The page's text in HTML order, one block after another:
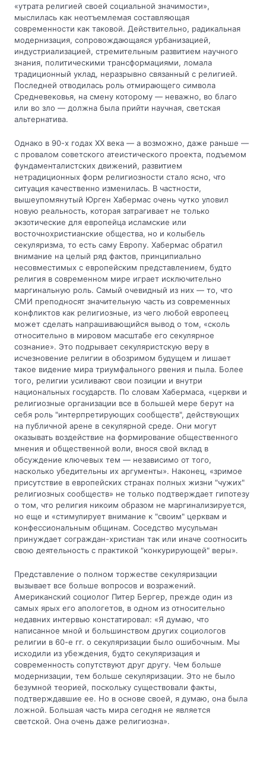
«утрата религией своей социальной значимости»,
мыслилась как неотъемлемая составляющая
современности как таковой. Действительно, радикальная
модернизация, сопровождающаяся урбанизацией,
индустриализацией, стремительным развитием научного
знания, политическими трансформациями, ломала
традиционный уклад, неразрывно связанный с религией.
Последней отводилась роль отмирающего символа
Средневековья, на смену которому — неважно, во благо
или во зло — должна была прийти научная, светская
альтернатива.
Однако в 90-х годах XX века — а возможно, даже раньше —
с провалом советского атеистического проекта, подъемом
фундаменталистских движений, развитием
нетрадиционных форм религиозности стало ясно, что
ситуация качественно изменилась. В частности,
вышеупомянутый Юрген Хабермас очень чутко уловил
новую реальность, которая затрагивает не только
экзотические для европейца исламские или
восточнохристианские общества, но и колыбель
секуляризма, то есть саму Европу. Хабермас обратил
внимание на целый ряд фактов, принципиально
несовместимых с европейским представлением, будто
религия в современном мире играет исключительно
маргинальную роль. Самый очевидный из них — то, что
СМИ преподносят значительную часть из современных
конфликтов как религиозные, из чего любой европеец
может сделать напрашивающийся вывод о том, «сколь
относительно в мировом масштабе его секулярное
сознание». Это подрывает секуляристскую веру в
исчезновение религии в обозримом будущем и лишает
такое видение мира триумфального рвения и пыла. Более
того, религии усиливают свои позиции и внутри
национальных государств. По словам Хабермаса, «церкви и
религиозные организации все в большей мере берут на
себя роль "интерпретирующих сообществ", действующих
на публичной арене в секулярной среде. Они могут
оказывать воздействие на формирование общественного
мнения и общественной воли, внося свой вклад в
обсуждение ключевых тем — независимо от того,
насколько убедительны их аргументы». Наконец, «зримое
присутствие в европейских странах полных жизни "чужих"
религиозных сообществ» не только подтверждает гипотезу
о том, что религия никоим образом не маргинализируется,
но еще и «стимулирует внимание к "своим" церквам и
конфессиональным общинам. Соседство мусульман
принуждает сограждан-христиан так или иначе соотносить
свою деятельность с практикой "конкурирующей" веры».
Представление о полном торжестве секуляризации
вызывает все больше вопросов и возражений.
Американский социолог Питер Бергер, прежде один из
самых ярых его апологетов, в одном из относительно
недавних интервью констатировал: «Я думаю, что
написанное мной и большинством других социологов
религии в 60-е гг. о секуляризации было ошибочным. Мы
исходили из убеждения, будто секуляризация и
современность сопутствуют друг другу. Чем больше
модернизации, тем больше секуляризации. Это не было
безумной теорией, поскольку существовали факты,
подтверждавшие ее. Но в основе своей, я думаю, она была
ложной. Большая часть мира сегодня не является
светской. Она очень даже религиозна».